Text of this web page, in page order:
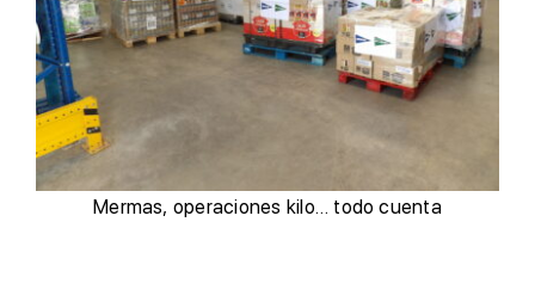
Mermas, operaciones kilo… todo cuenta